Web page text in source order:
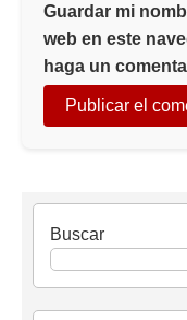
Guardar mi
web en este
haga un
Buscar